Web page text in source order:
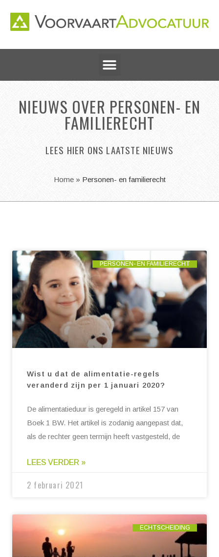
NIEUWS OVER PERSONEN- EN
FAMILIERECHT
LEES HIER ONS LAATSTE NIEUWS
Home» Personen- en familierecht
PERSONEN- EN FAMILIERECHT
Wist u dat de alimentatie-regels
veranderd zijn per 1 januari 2020?
De alimentatieduur is geregeld in artikel 157 van
Boek 1 BW. Het artikel is zodanig aangepast dat,
als de rechter geen termijn heeft vastgesteld, de
LEES VERDER »
2 februari 2021
ECHTSCHEIDING